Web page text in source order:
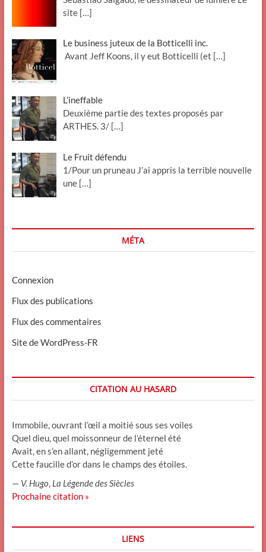
site […]
Le business juteux de la Botticelli inc.
Avant Jeff Koons, il y eut Botticelli (et […]
L’ineffable
Deuxième partie des textes proposés par
ARTHES. 3/ […]
Le Fruit défendu
1/Pour un pruneau J’ai appris la terrible nouvelle
une […]
MÉTA
Connexion
Flux des publications
Flux des commentaires
Site de WordPress-FR
CITATION AU HASARD
Immobile, ouvrant l’œil a moitié sous ses voiles
Quel dieu, quel moissonneur de l’éternel été
Avait, en s’en allant, négligemment jeté
Cette faucille d’or dans le champs des étoiles.
— V. Hugo, La Légende des Siècles
Prochaine citation »
LIENS